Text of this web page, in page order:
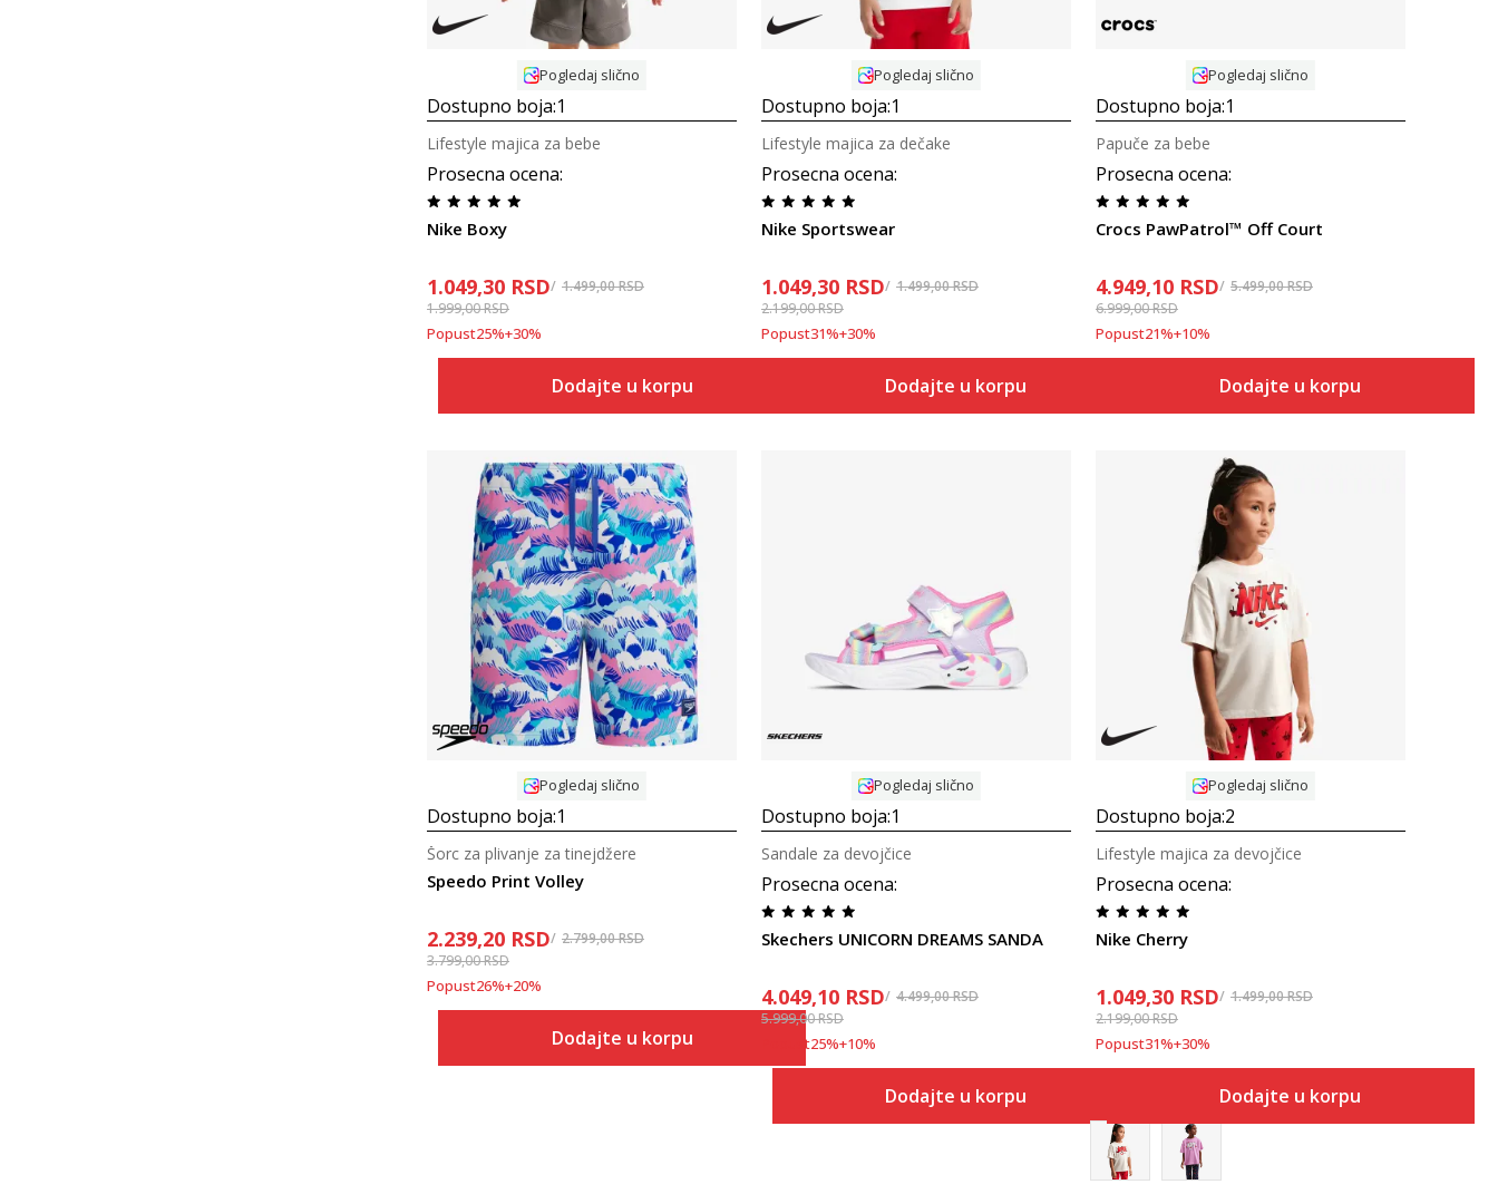
Pogledaj slično
Dostupno boja:1
Prosecna ocena:
Nike Boxy
Lifestyle majica za bebe
1.049,30 RSD 1.499,00RSD
1.999,00RSD
Popust25%+30%
Dodajte u korpu
Pogledaj slično
Dostupno boja:1
Prosecna ocena:
Nike Sportswear
Lifestyle majica za dečake
1.049,30 RSD 1.499,00RSD
2.199,00RSD
Popust31%+30%
Dodajte u korpu
Pogledaj slično
Dostupno boja:1
Prosecna ocena:
Crocs PawPatrol™ Off Court
Papuče za bebe
4.949,10 RSD 5.499,00RSD
6.999,00RSD
Popust21%+10%
Dodajte u korpu
Uporedi
Pogledaj slično
Dostupno boja:1
Speedo Print Volley
Šorc za plivanje za tinejdžere
2.239,20 RSD 2.799,00RSD
3.799,00RSD
Popust26%+20%
Dodajte u korpu
Uporedi
Pogledaj slično
Dostupno boja:1
Prosecna ocena:
Skechers UNICORN DREAMS SANDA
Sandale za devojčice
4.049,10 RSD 4.499,00RSD
5.999,00RSD
Popust25%+10%
Dodajte u korpu
Uporedi
Pogledaj slično
Dostupno boja:2
Prosecna ocena:
Nike Cherry
Lifestyle majica za devojčice
1.049,30 RSD 1.499,00RSD
2.199,00RSD
Popust31%+30%
Dodajte u korpu